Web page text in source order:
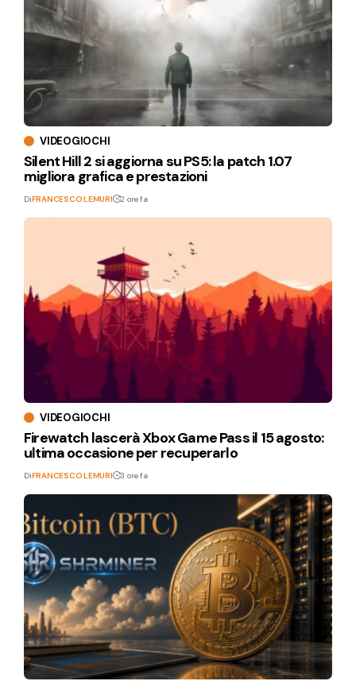
VIDEOGIOCHI
Silent Hill 2 si aggiorna su PS5: la patch 1.07
migliora grafica e prestazioni
DiFRANCESCO LEMURI 2 ore fa
VIDEOGIOCHI
Firewatch lascerà Xbox Game Pass il 15 agosto:
ultima occasione per recuperarlo
DiFRANCESCO LEMURI 3 ore fa